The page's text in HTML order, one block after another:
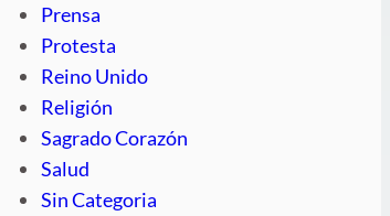
Prensa
Protesta
Reino Unido
Religión
Sagrado Corazón
Salud
Sin Categoria